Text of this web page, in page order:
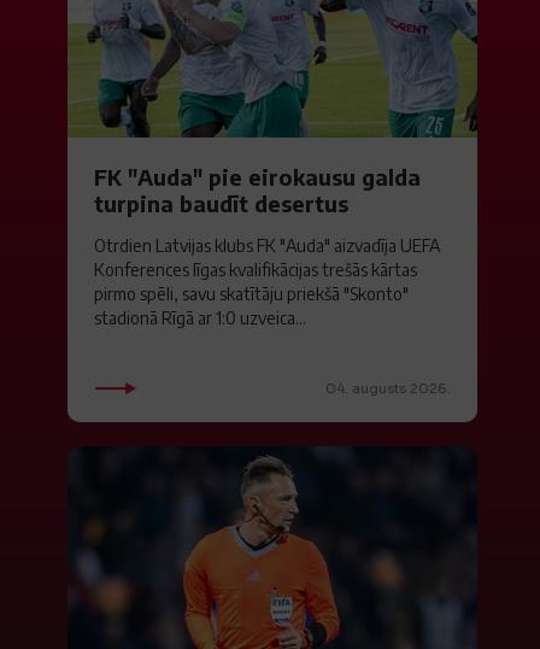
FK "Auda" pie eirokausu galda
turpina baudīt desertus
Otrdien Latvijas klubs FK "Auda" aizvadīja UEFA
Konferences līgas kvalifikācijas trešās kārtas
pirmo spēli, savu skatītāju priekšā "Skonto"
stadionā Rīgā ar 1:0 uzveica...
04. augusts 2026.